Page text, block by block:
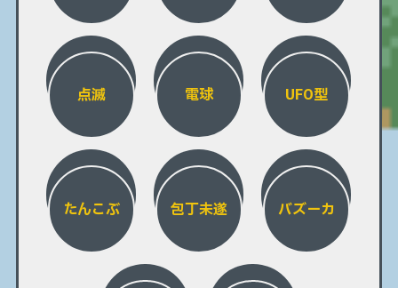
点滅 電球 UFO型
たんこぶ 包丁未遂 バズーカ